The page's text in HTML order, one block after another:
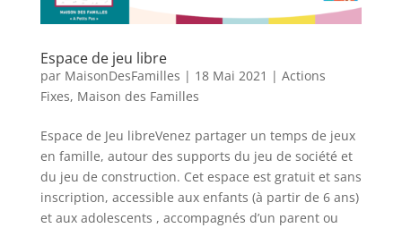
Espace de jeu libre
par MaisonDesFamilles | 18 Mai 2021 | Actions
Fixes, Maison des Familles
Espace de Jeu libreVenez partager un temps de jeux
en famille, autour des supports du jeu de société et
du jeu de construction. Cet espace est gratuit et sans
inscription, accessible aux enfants (à partir de 6 ans)
et aux adolescents , accompagnés d’un parent ou